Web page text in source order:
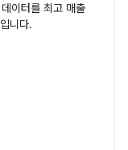
이터를 최고 매출
니다.